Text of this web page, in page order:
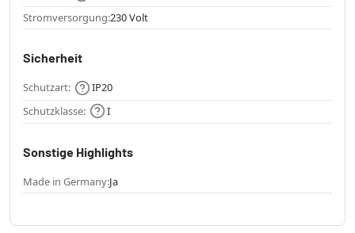
Stromversorgung:230 Volt
Sicherheit
Schutzart:
IP20
Schutzklasse:
I
Sonstige Highlights
Made in Germany:Ja